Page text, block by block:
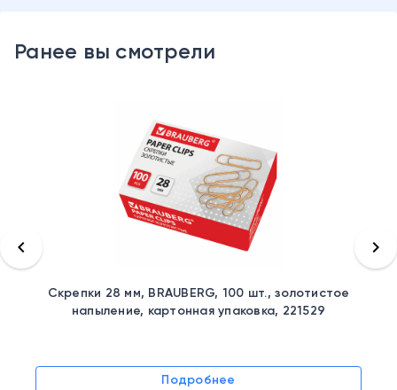
Ранее вы смотрели
Скрепки 28 мм, BRAUBERG, 100 шт., золотистое
напыление, картонная упаковка, 221529
Подробнее
keyboard_arrow_left keyboard_arrow_right